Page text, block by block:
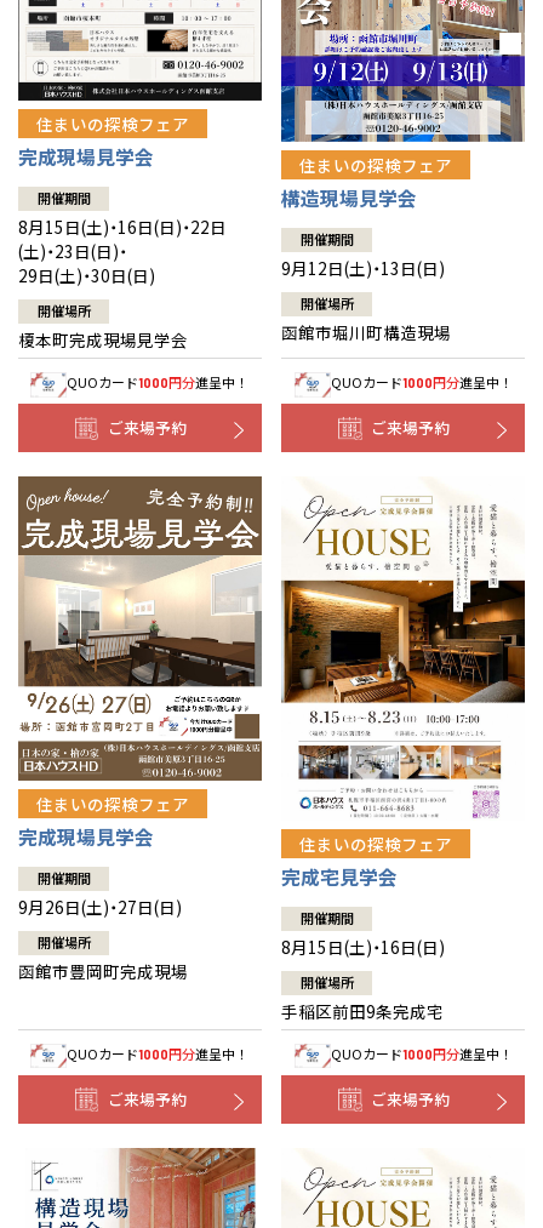
採用情報
住まいの探検フェア
完成現場見学会
開催期間
8月15日(土)・16日(日)・22日
(土)・23日(日)・
29日(土)・30日(日)
開催場所
榎本町完成現場見学会
QUOカード1000円分進呈中！
ご来場予約
住まいの探検フェア
構造現場見学会
開催期間
9月12日(土)・13日(日)
開催場所
函館市堀川町構造現場
QUOカード1000円分進呈中！
ご来場予約
住まいの探検フェア
完成現場見学会
開催期間
9月26日(土)・27日(日)
開催場所
函館市豊岡町完成現場
QUOカード1000円分進呈中！
ご来場予約
住まいの探検フェア
完成宅見学会
開催期間
8月15日(土)・16日(日)
開催場所
手稲区前田9条完成宅
QUOカード1000円分進呈中！
ご来場予約